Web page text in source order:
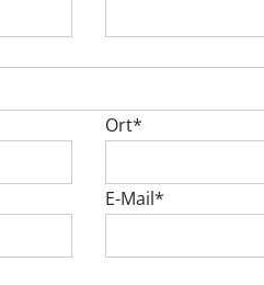
Ort*
E-Mail*